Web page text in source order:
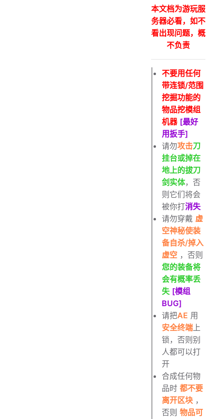
本文档为游玩服
务器必看，如不
看出现问题，概
不负责
不要用任何
带连锁/范围
挖掘功能的
物品挖模组
机器 [最好
用扳手]
请勿攻击刀
挂台或掉在
地上的拔刀
剑实体，否
则它们将会
被你打消失
请勿穿戴 虚
空神秘使装
备自杀/掉入
虚空 ，否则
您的装备将
会有概率丢
失 [模组
BUG]
请把AE 用
安全终端上
锁，否则别
人都可以打
开
合成任何物
品时都不要
离开区块 ，
否则物品可